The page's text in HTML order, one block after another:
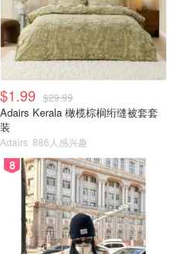
$1.99 $29.99
Adairs Kerala 橄榄棕榈绗缝被套套
装
Adairs 886人感兴趣
8